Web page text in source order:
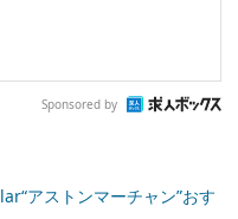
Sponsored by
アストンマーチャン”おす